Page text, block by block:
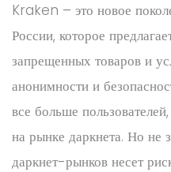
Kraken – это новое
России, которое
запрещенных товаров и
анонимности и
все больше
на рынке даркнета. Но не
даркнет-рынков несет